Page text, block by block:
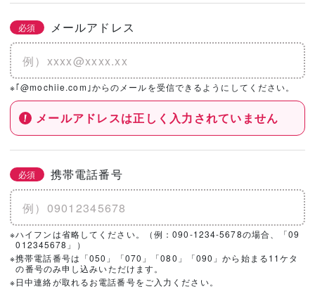
必須 メールアドレス
※｢@mochiie.com｣からのメールを受信できるようにしてください。
メールアドレスは正しく入力されていません
必須 携帯電話番号
※ハイフンは省略してください。（例：090-1234-5678の場合、「09
012345678」）
※携帯電話番号は「050」「070」「080」「090」から始まる11ケタ
の番号のみ申し込みいただけます。
※日中連絡が取れるお電話番号をご入力ください。